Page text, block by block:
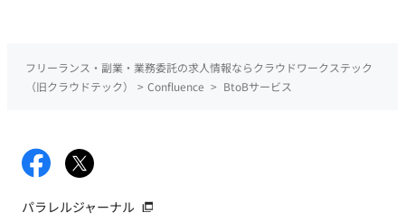
フリーランス・副業・業務委託の求人情報ならクラウドワークステック
（旧クラウドテック）
> Confluence > BtoBサービス
パラレルジャーナル